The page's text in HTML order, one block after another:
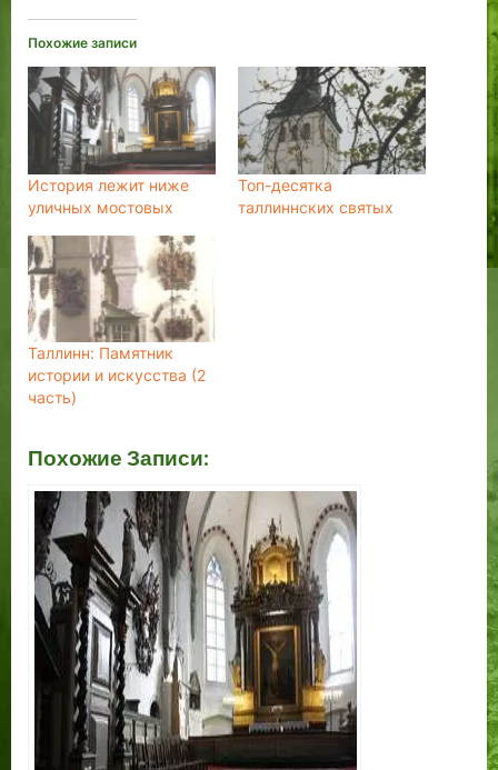
Похожие записи
История лежит ниже
уличных мостовых
Топ-десятка
таллиннских святых
Таллинн: Памятник
истории и искусства (2
часть)
Похожие Записи: